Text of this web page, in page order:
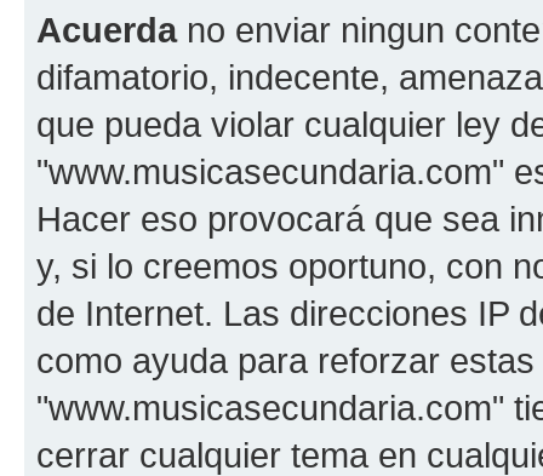
Acuerdano enviar ningun
difamatorio, indecente,
que pueda violar cualquier ley
"www.musicasecundaria.com"
Hacer eso provocará que sea
y, si lo creemos oportuno, con
de Internet. Las direcciones IP
como ayuda para reforzar
"www.musicasecundaria.com"
cerrar cualquier tema en